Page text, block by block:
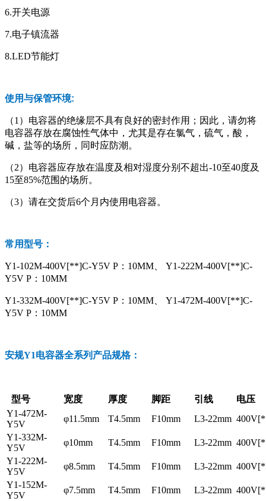
6.开关电源
7.电子镇流器
8.LED节能灯
使用与保管环境:
（1）电容器的绝缘层不具有良好的密封作用；因此，请勿将
电容器存放在腐蚀性气体中，尤其是存在氯气，硫气，酸，
碱，盐等的场所，同时应防潮。
（2）电容器应存放在温度及相对湿度分别不超出-10至40度及
15至85%范围的场所。
（3）请在交货后6个月内使用电容器。
常用型号：
Y1-102M-400V[**]C-Y5V P：10MM、 Y1-222M-400V[**]C-
Y5V P：10MM
Y1-332M-400V[**]C-Y5V P：10MM、 Y1-472M-400V[**]C-
Y5V P：10MM
安规Y1电容器全系列产品规格：
型号 宽度 厚度 脚距 引线
电压
Y1-472M-
Y5V
φ11.5mm T4.5mm F10mm L3-22mm
Y1-332M-
Y5V
φ10mm T4.5mm F10mm L3-22mm
Y1-222M-
Y5V
φ8.5mm T4.5mm F10mm L3-22mm
Y1-152M-
Y5V
φ7.5mm T4.5mm F10mm L3-22mm